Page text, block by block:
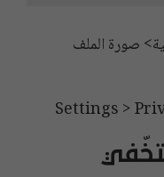
صورة الملف
Settings >